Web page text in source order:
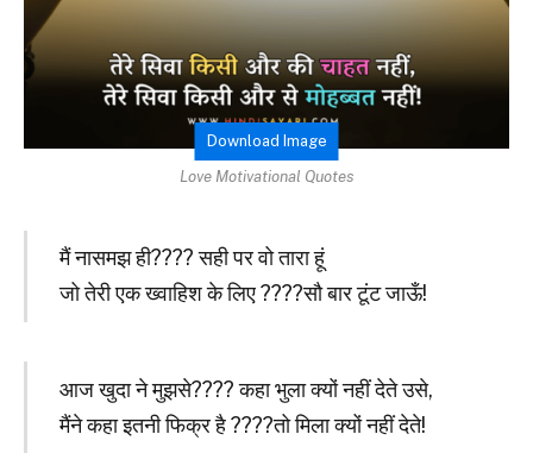
Download Image
Love Motivational Quotes
मैं नासमझ ही???? सही पर वो तारा हूं
जो तेरी एक ख्वाहिश के लिए ????सौ बार टूंट जाऊँ!
आज खुदा ने मुझसे???? कहा भुला क्यों नहीं देते उसे,
मैंने कहा इतनी फिक्र है ????तो मिला क्यों नहीं देते!